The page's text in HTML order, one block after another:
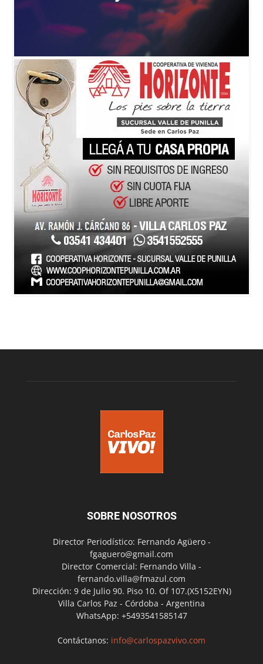
SOBRE NOSOTROS
Director Periodístico: Fernando Agüero -
fgaguero@gmail.com
Director Comercial: Fernando Villa -
fernando.villa@fmazul.com
Dirección: 9 de Julio 90. Piso 10. Of 107.(X5152EYN)
Villa Carlos Paz - Córdoba - Argentina
WhatsApp: +5493541585147
Contáctanos: info@carlospazvivo.com